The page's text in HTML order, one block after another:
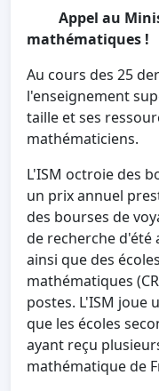
Appel au
mathématiques !
Au cours des 25
l'enseignement
taille et ses
mathématiciens.
L'ISM octroie des
un prix annuel
des bourses de
de recherche d'été
ainsi que des
mathématiques
postes. L'ISM joue
que les écoles
ayant reçu
mathématique de